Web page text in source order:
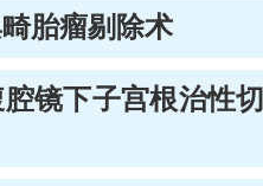
胎瘤剔除术
镜下子宫根治性